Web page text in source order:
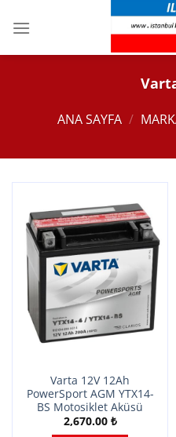
atla
ANA SAYFA /
Varta 12V 12Ah
PowerSport AGM YTX14-
BS Motosiklet Aküsü
2,670.00 ₺